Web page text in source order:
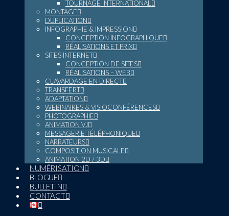
TOURNAGE INTERNATIONAL
MONTAGE
DUPLICATION
INFOGRAPHIE & IMPRESSION
CONCEPTION INFOGRAPHIQUE
RÉALISATIONS ET PRIX
SITES INTERNET
CONCEPTION DE SITES
RÉALISATIONS – WEB
CLAVARDAGE EN DIRECT
TRANSFERT
ADAPTATION
WEBINAIRES & VISIOCONFÉRENCES
PHOTOGRAPHIE
ANIMATION VJ
MESSAGERIE TÉLÉPHONIQUE
NARRATEURS
COMPOSITION MUSICALE
ANIMATION 2D / 3D
NUMÉRISATION
BLOGUE
BULLETIN
CONTACT